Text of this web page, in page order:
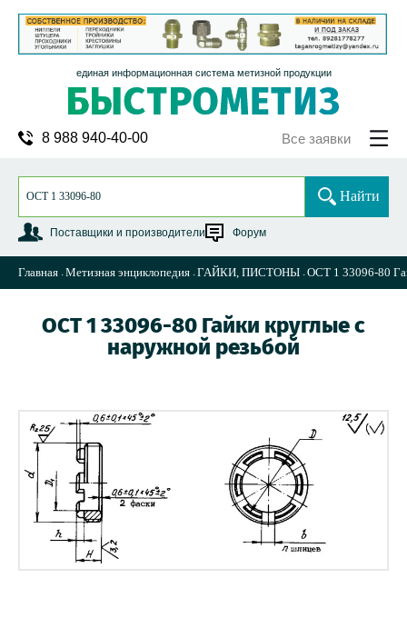
единая информационная система метизной продукции
8 988 940-40-00 Все заявки
Поставщики и производители Форум
Найти
Главная Метизная энциклопедия ГАЙКИ, ПИСТОНЫ ОСТ 1 33096-80
ОСТ 1 33096-80 Гайки круглые с
наружной резьбой